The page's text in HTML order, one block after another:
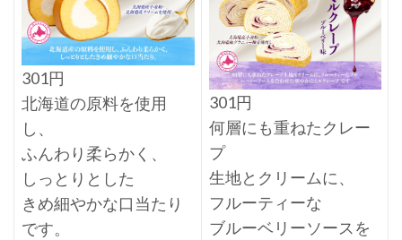
301円
北海道の原料を使用
し、
ふんわり柔らかく、
しっとりとした
きめ細やかな口当たり
です。
301円
何層にも重ねたクレー
プ
生地とクリームに、
フルーティーな
ブルーベリーソースを